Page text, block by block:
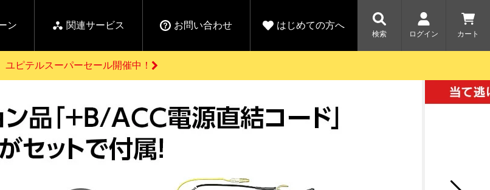
ン 関連サービス お問い合わせ はじめての方へ
検索 ログイン カート
ホームロボット
GPSデータ更新のお申込はこちら ユピテル公式サイトはこちら
セール告知
【告知】水曜市は毎
週水曜開催！全品
キャンペーン
お問い合わせ前のご確認はこちら 各種お問い合わせはこちら
探す ゴルフ商品を探す 純正スペアパーツを探す
新規会員登録をする
Yupiteruダイレクトに新規会員登録いただくと、
登録後すぐに使える1000ポイントをプレゼント
ユピテルスーパーセール開催中！